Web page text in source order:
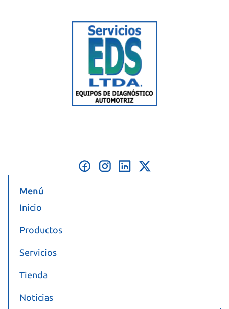
Menú
Inicio
Productos
Servicios
Tienda
Noticias